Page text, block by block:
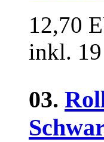
12,70
inkl.
03.